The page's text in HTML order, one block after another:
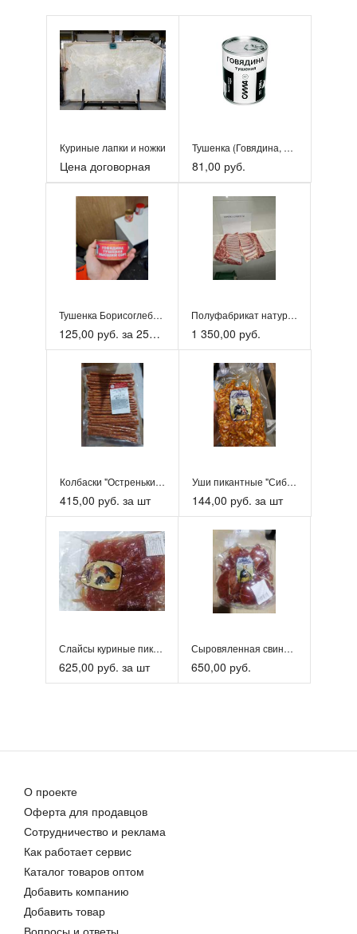
Куриные лапки и ножки
Цена договорная
Тушенка (Говядина, Свинина, Баранина, Оленина, Индейка, В...
81,00 руб.
Тушенка Борисоглебская 325гр
125,00 руб. за 2520шт
Полуфабрикат натуральный из мяса ягненка Корейка
1 350,00 руб.
Колбаски "Остренькие оригинальные" с/к в/у 0,5кг
415,00 руб. за шт
Уши пикантные "Сибирское мясцо" 500гр
144,00 руб. за шт
Слайсы куриные пикантные с/в 0.5 кг
625,00 руб. за шт
Сыровяленная свинина "Хамон" 0,5 кг
650,00 руб.
О проекте
Оферта для продавцов
Сотрудничество и реклама
Как работает сервис
Каталог товаров оптом
Добавить компанию
Добавить товар
Вопросы и ответы